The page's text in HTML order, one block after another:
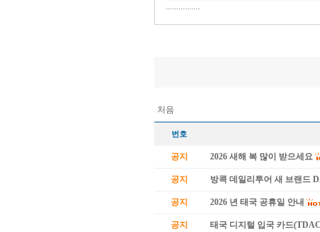
................
처음
번호
공지 2026 새해 복 많이 받으세요
공지 방콕 데일리투어 새 브랜드
공지 2026 년 태국 공휴일 안내
공지 태국 디지털 입국 카드